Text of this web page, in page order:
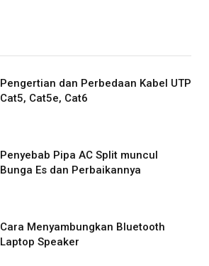
Pengertian dan Perbedaan Kabel UTP
Cat5, Cat5e, Cat6
Penyebab Pipa AC Split muncul
Bunga Es dan Perbaikannya
Cara Menyambungkan Bluetooth
Laptop Speaker